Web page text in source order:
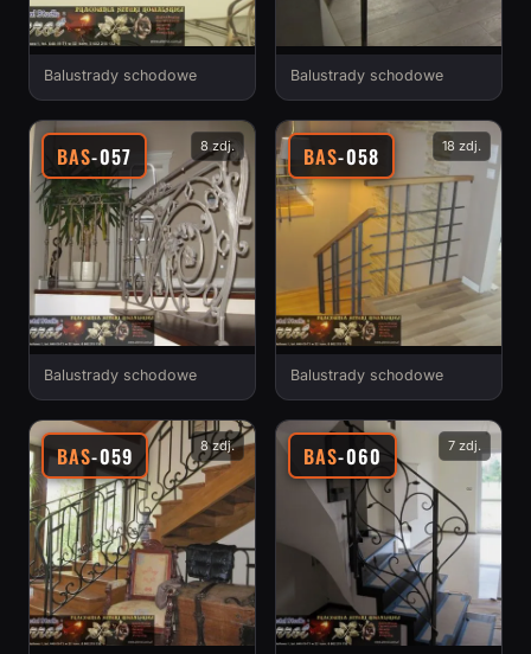
Balustrady schodowe Balustrady schodowe
BAS-057 8 zdj.
Balustrady schodowe
BAS-058 18 zdj.
Balustrady schodowe
BAS-059 8 zdj. BAS-060 7 zdj.